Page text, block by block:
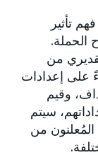
تأثير
الحملة.
من
على إعدادات
وقيم
سيتم
من